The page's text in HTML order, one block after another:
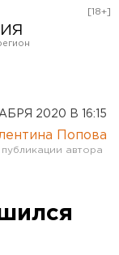
[18+]
2020 В 16:15
Попова